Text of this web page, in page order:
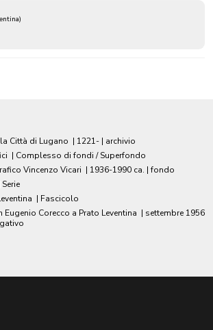
Città di Lugano | 1221- | archivio
| Complesso di fondi / Superfondo
Vincenzo Vicari | 1936-1990 ca. | fondo
Serie
| Fascicolo
Eugenio Corecco a Prato Leventina | settembre 1956